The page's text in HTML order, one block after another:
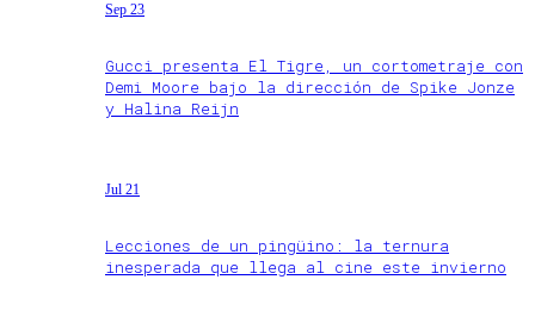
Sep 23
Gucci presenta El Tigre, un cortometraje con
Demi Moore bajo la dirección de Spike Jonze
y Halina Reijn
Jul 21
Lecciones de un pingüino: la ternura
inesperada que llega al cine este invierno